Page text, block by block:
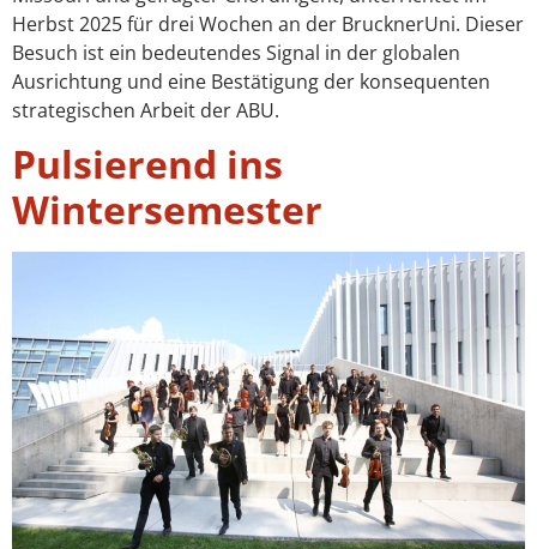
Herbst 2025 für drei Wochen an der BrucknerUni. Dieser
Besuch ist ein bedeutendes Signal in der globalen
Ausrichtung und eine Bestätigung der konsequenten
strategischen Arbeit der ABU.
Pulsierend ins
Wintersemester